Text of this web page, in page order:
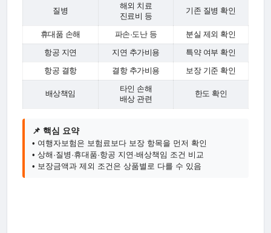
질병
해외 치료
진료비 등
기존 질병 확인
휴대품 손해 파손·도난 등 분실 제외 확인
항공 지연 지연 추가비용 특약 여부 확인
항공 결항 결항 추가비용 보장 기준 확인
배상책임
타인 손해
배상 관련
한도 확인
📌 핵심 요약
• 여행자보험은 보험료보다 보장 항목을 먼저 확인
• 상해·질병·휴대품·항공 지연·배상책임 조건 비교
• 보장금액과 제외 조건은 상품별로 다를 수 있음